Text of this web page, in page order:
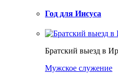
Год для Иисуса
Братский выезд в
Мужское служение